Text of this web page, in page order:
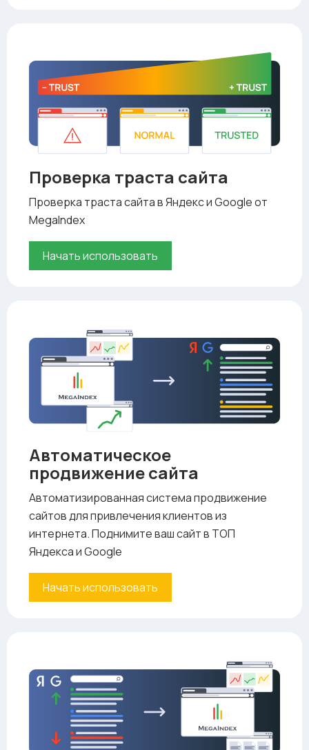
Проверка траста сайта
Проверка траста сайта в Яндекс и Google от
MegaIndex
Начать использовать
Автоматическое
продвижение сайта
Автоматизированная система продвижение
сайтов для привлечения клиентов из
интернета. Поднимите ваш сайт в ТОП
Яндекса и Google
Начать использовать